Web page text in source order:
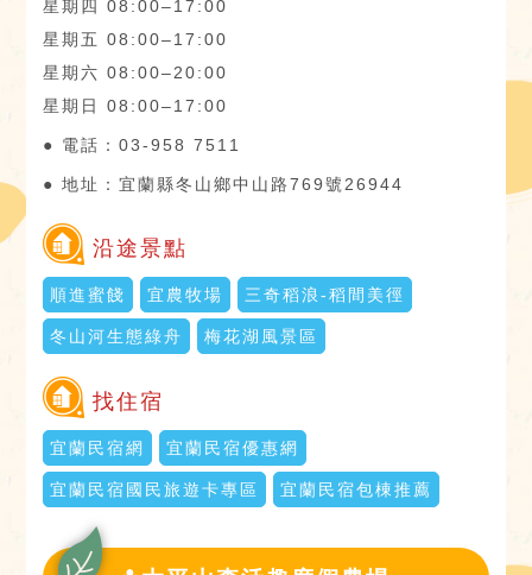
星期四 08:00–17:00
星期五 08:00–17:00
星期六 08:00–20:00
星期日 08:00–17:00
● 電話：03-958 7511
● 地址：宜蘭縣冬山鄉中山路769號26944
沿途景點
順進蜜餞 宜農牧場 三奇稻浪-稻間美徑
冬山河生態綠舟 梅花湖風景區
找住宿
宜蘭民宿網 宜蘭民宿優惠網
宜蘭民宿國民旅遊卡專區 宜蘭民宿包棟推薦